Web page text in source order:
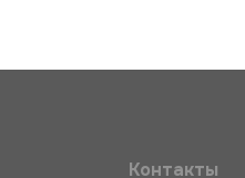
Контакты